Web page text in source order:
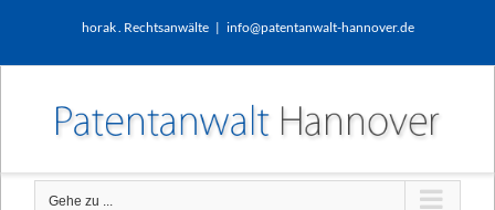
horak . Rechtsanwälte | info@patentanwalt-hannover.de
Gehe zu ...